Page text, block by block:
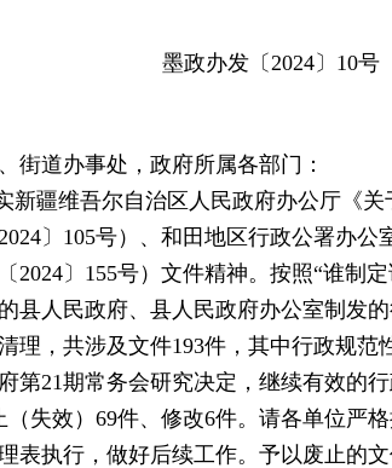
墨政办发〔2024〕10号
街道办事处，政府所属各部门：
新疆维吾尔自治区人民政府办公厅《
〕105号）、和田地区行政公署办
2024〕155号）文件精神。按照“谁制
县人民政府、县人民政府办公室制发
理，共涉及文件193件，其中行政规范
第21期常务会研究决定，继续有效的
（失效）69件、修改6件。请各单位严
表执行，做好后续工作。予以废止的